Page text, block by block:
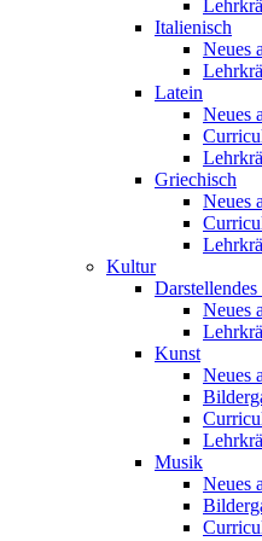
Italienisch
Neues
Latein
Neues
Griechisch
Neues
Kultur
Neues
Kunst
Neues
Musik
Neues